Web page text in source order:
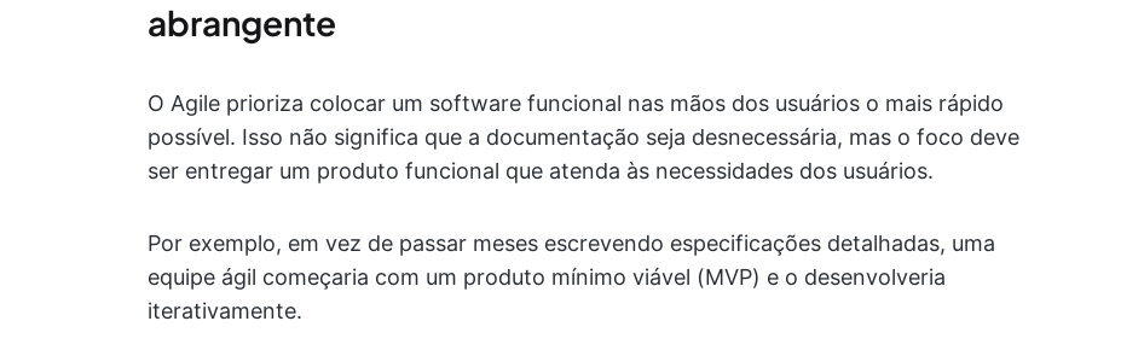
abrangente
O Agile prioriza colocar um software funcional nas mãos dos usuários o mais rápido
possível. Isso não significa que a documentação seja desnecessária, mas o foco deve
ser entregar um produto funcional que atenda às necessidades dos usuários.
Por exemplo, em vez de passar meses escrevendo especificações detalhadas, uma
equipe ágil começaria com um produto mínimo viável (MVP) e o desenvolveria
iterativamente.